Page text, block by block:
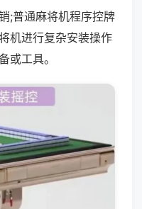
;普通麻将机程序控牌
机进行复杂安装操作
或工具。